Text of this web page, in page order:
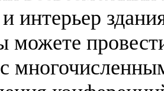
интерьер
можете